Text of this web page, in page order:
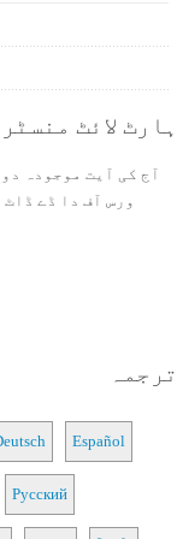
ہارٹ لائٹ
ترجمہ
Español
Русский